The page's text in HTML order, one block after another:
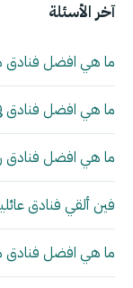
آخر الأسئلة
ما هي افضل فنادق
ما هي افضل فنادق
ما هي افضل فنادق
فين ألقي فنادق
ما هي افضل فنادق